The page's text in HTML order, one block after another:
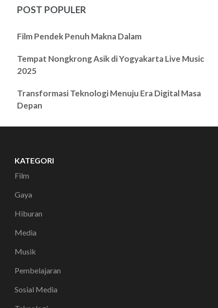
POST POPULER
Film Pendek Penuh Makna Dalam
Tempat Nongkrong Asik di Yogyakarta Live Music
2025
Transformasi Teknologi Menuju Era Digital Masa
Depan
KATEGORI
Film
Gaya
Hiburan
Media
Musik
Pembelajaran
Sosial Media